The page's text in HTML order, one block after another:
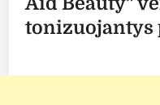
tonizuojantys